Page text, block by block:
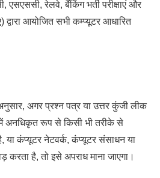
एसएससी, रेलवे, बैंकिंग भर्ती परीक्षाएं और
द्वारा आयोजित सभी कम्प्यूटर आधारित
अगर प्रश्न पत्र या उत्तर कुंजी लीक
में अनधिकृत रूप से किसी भी तरीके से
या कंप्यूटर नेटवर्क, कंप्यूटर संसाधन या
है, तो इसे अपराध माना जाएगा।